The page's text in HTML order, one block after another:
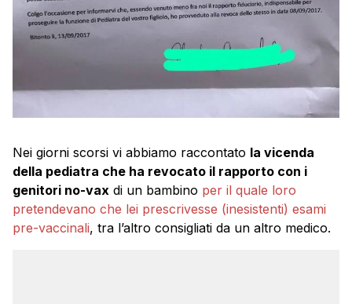
Nei giorni scorsi vi abbiamo raccontato la vicenda
della pediatra che ha revocato il rapporto con i
genitori no-vax di un bambino per il quale loro
pretendevano che lei prescrivesse (inesistenti) esami
pre-vaccinali, tra l’altro consigliati da un altro medico.